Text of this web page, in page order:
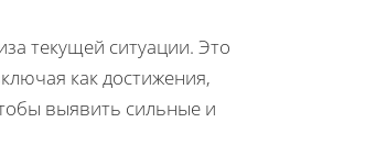
текущей ситуации. Это
как достижения,
выявить сильные и